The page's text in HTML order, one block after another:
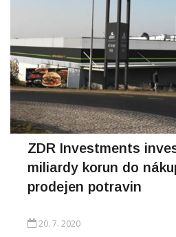
ZDR Investments
miliardy korun do
prodejen potravin
20. 7. 2020
Nemovitostní fond ZDR